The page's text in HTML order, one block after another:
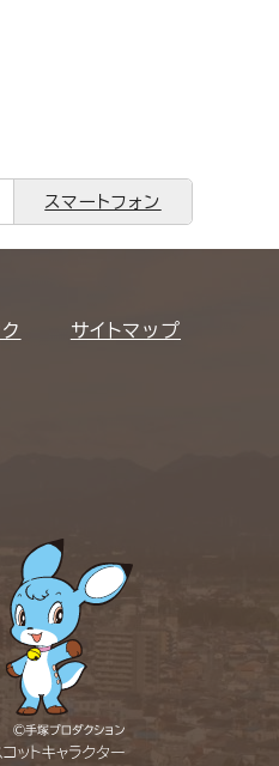
スマートフォン
サイトマップ